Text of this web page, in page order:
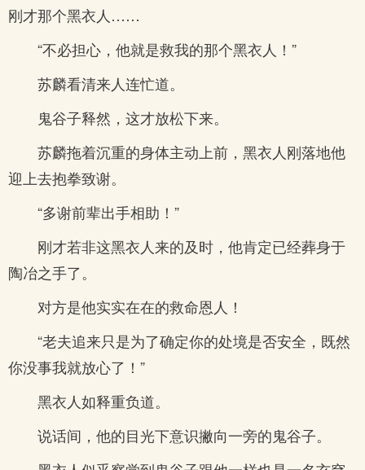
刚才那个黑衣人……
“不必担心，他就是救我的那个黑衣人！”
苏麟看清来人连忙道。
鬼谷子释然，这才放松下来。
苏麟拖着沉重的身体主动上前，黑衣人刚落地他
迎上去抱拳致谢。
“多谢前辈出手相助！”
刚才若非这黑衣人来的及时，他肯定已经葬身于
陶冶之手了。
对方是他实实在在的救命恩人！
“老夫追来只是为了确定你的处境是否安全，既然
你没事我就放心了！”
黑衣人如释重负道。
说话间，他的目光下意识撇向一旁的鬼谷子。